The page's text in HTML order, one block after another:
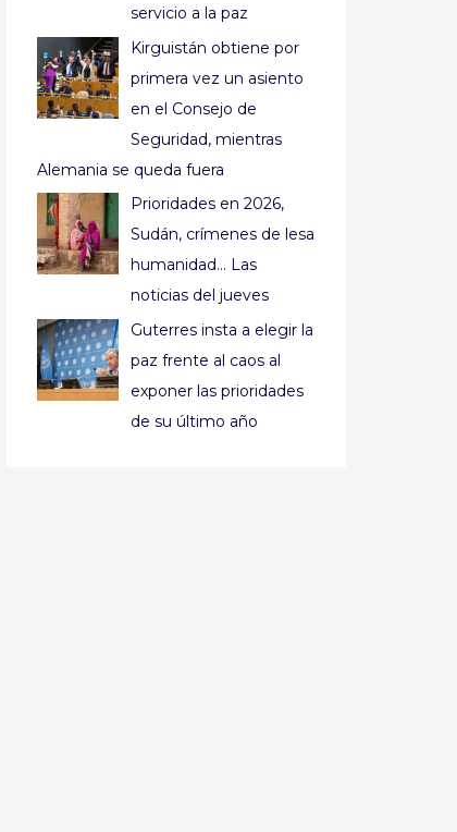
servicio a la paz
Kirguistán obtiene por
primera vez un asiento
en el Consejo de
Seguridad, mientras
Alemania se queda fuera
Prioridades en 2026,
Sudán, crímenes de lesa
humanidad… Las
noticias del jueves
Guterres insta a elegir la
paz frente al caos al
exponer las prioridades
de su último año